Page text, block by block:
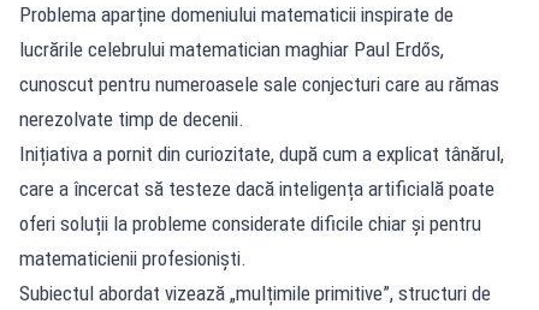
Problema aparține domeniului matematicii inspirate de
lucrările celebrului matematician maghiar Paul Erdős,
cunoscut pentru numeroasele sale conjecturi care au rămas
nerezolvate timp de decenii.
Inițiativa a pornit din curiozitate, după cum a explicat tânărul,
care a încercat să testeze dacă inteligența artificială poate
oferi soluții la probleme considerate dificile chiar și pentru
matematicienii profesioniști.
Subiectul abordat vizează „mulțimile primitive”, structuri de